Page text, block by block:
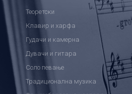
Теоретски
Клавир и харфа
Гудачи и камерна
Дувачи и гитара
Соло певање
Традиционална музика